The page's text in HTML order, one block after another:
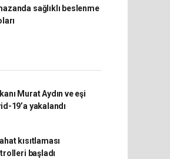
sağlıklı beslenme
Murat Aydın ve eşi
19’a yakalandı
kısıtlaması
başladı